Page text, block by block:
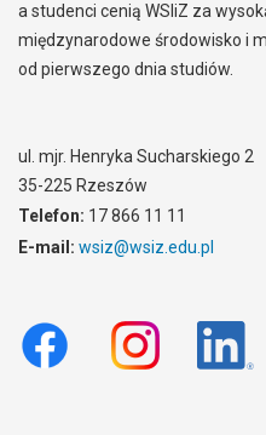
a studenci cenią WSIiZ za
międzynarodowe środowisko i
od pierwszego dnia studiów.
ul. mjr. Henryka Sucharskiego 2
35-225 Rzeszów
Telefon: 17 866 11 11
E-mail: wsiz@wsiz.edu.pl